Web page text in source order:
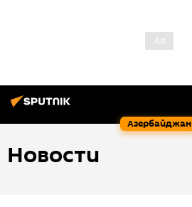
Азербайджан
Новости